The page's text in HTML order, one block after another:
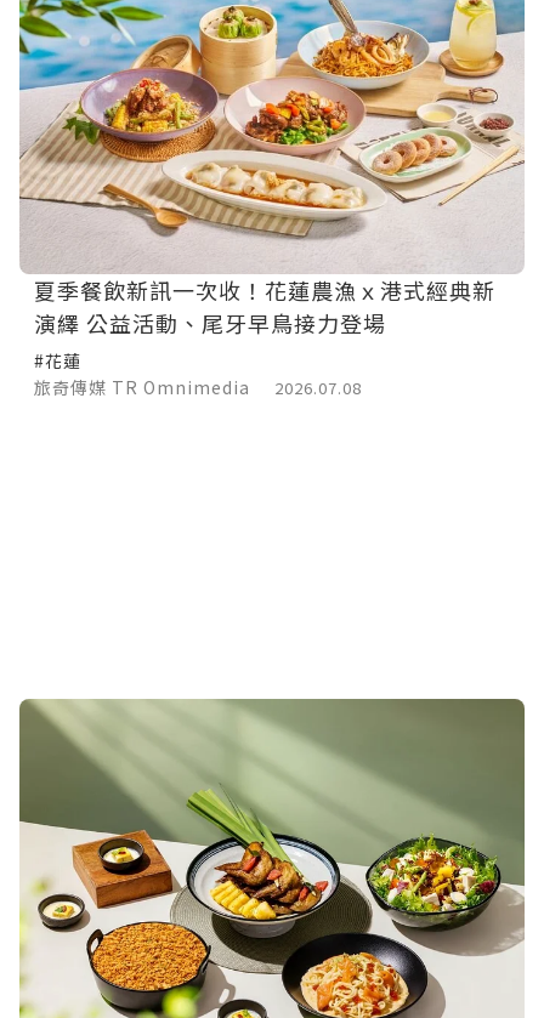
夏季餐飲新訊一次收！花蓮農漁ｘ港式經典新
演繹 公益活動、尾牙早鳥接力登場
#花蓮
旅奇傳媒 TR Omnimedia
2026.07.08